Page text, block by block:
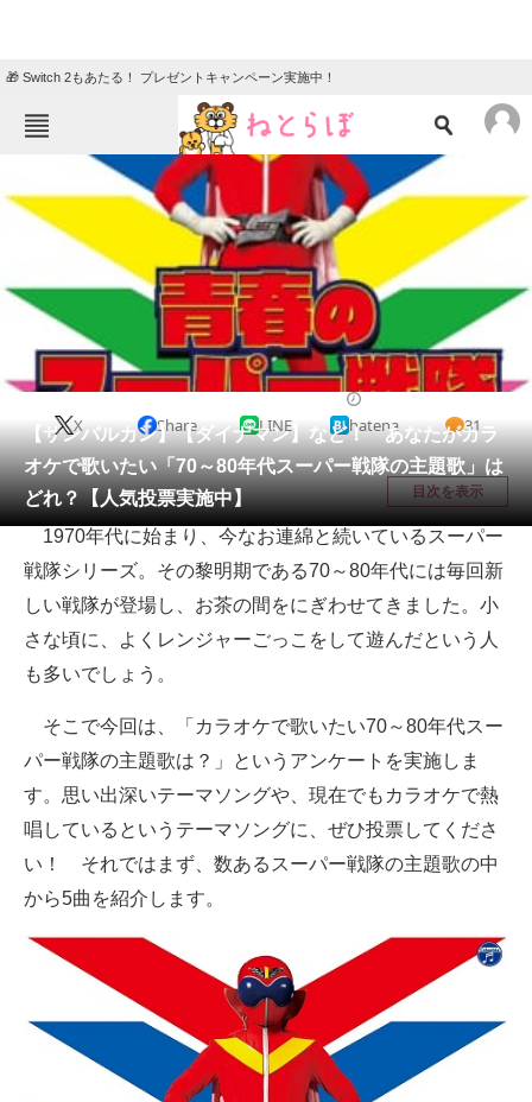
🎁 Switch 2もあたる！ プレゼントキャンペーン実施中！
ねとらぼメニュー
TOP ニュース
エンタメ クイズ
グルメ 地域
教育・育児
動物 リサーチ
会員記事
メディア
注目記事を集めた総合ページ
ITの今と未来を見通す
スマホと通信の最新トレンド
進化するPCとデバイスの未来
好きが集まる 比べて選べる
ビジネスと働き方のヒント
AI活用のいまが分かる
企業ITのトレンドを詳説
経営リーダーのコミュニティ
マーケ×ITの今がよく分かる
ITエンジニア向け専門サイト
企業向けIT製品の総合サイト
【サンバルカン】【ダイナマン】など！ あなたがカラ
オケで歌いたい「70～80年代スーパー戦隊の主題歌」は
どれ？【人気投票実施中】
X Share LINE hatena 31
目次を表示
1970年代に始まり、今なお連綿と続いているスーパー
戦隊シリーズ。その黎明期である70～80年代には毎回新
しい戦隊が登場し、お茶の間をにぎわせてきました。小
さな頃に、よくレンジャーごっこをして遊んだという人
も多いでしょう。
そこで今回は、「カラオケで歌いたい70～80年代スー
パー戦隊の主題歌は？」というアンケートを実施しま
す。思い出深いテーマソングや、現在でもカラオケで熱
唱しているというテーマソングに、ぜひ投票してくださ
い！ それではまず、数あるスーパー戦隊の主題歌の中
から5曲を紹介します。